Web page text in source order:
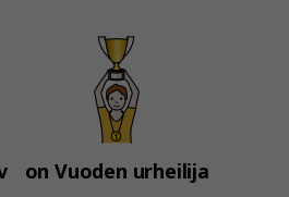
on Vuoden urheilija